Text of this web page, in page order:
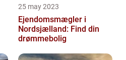
25 may 2023
Ejendomsmægler i
Nordsjælland: Find din
drømmebolig